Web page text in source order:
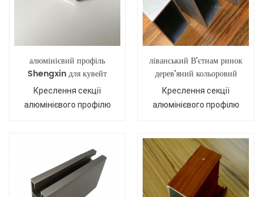
алюмінієвий профіль
Shengxin для кувейт
Креслення секції
алюмінієвого профілю
ліванський В'єтнам ринок
дерев'яний кольоровий
профіль з анодованого
алюмінію для розсувного
Креслення секції
алюмінієвого профілю